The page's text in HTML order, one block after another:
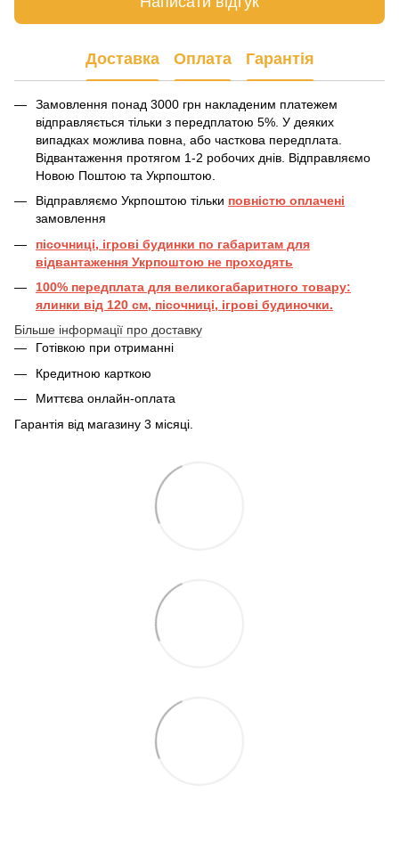
Доставка Оплата Гарантія
Замовлення понад 3000 грн накладеним платежем
відправляється тільки з передплатою 5%. У деяких
випадках можлива повна, або часткова передплата.
Відвантаження протягом 1-2 робочих днів. Відправляємо
Новою Поштою та Укрпоштою.
Відправляємо Укрпоштою тільки повністю оплачені
замовлення
пісочниці, ігрові будинки по габаритам для
відвантаження Укрпоштою не проходять
100% передплата для великогабаритного товару:
ялинки від 120 см, пісочниці, ігрові будиночки.
Більше інформації про доставку
Готівкою при отриманні
Кредитною карткою
Миттєва онлайн-оплата
Гарантія від магазину 3 місяці.